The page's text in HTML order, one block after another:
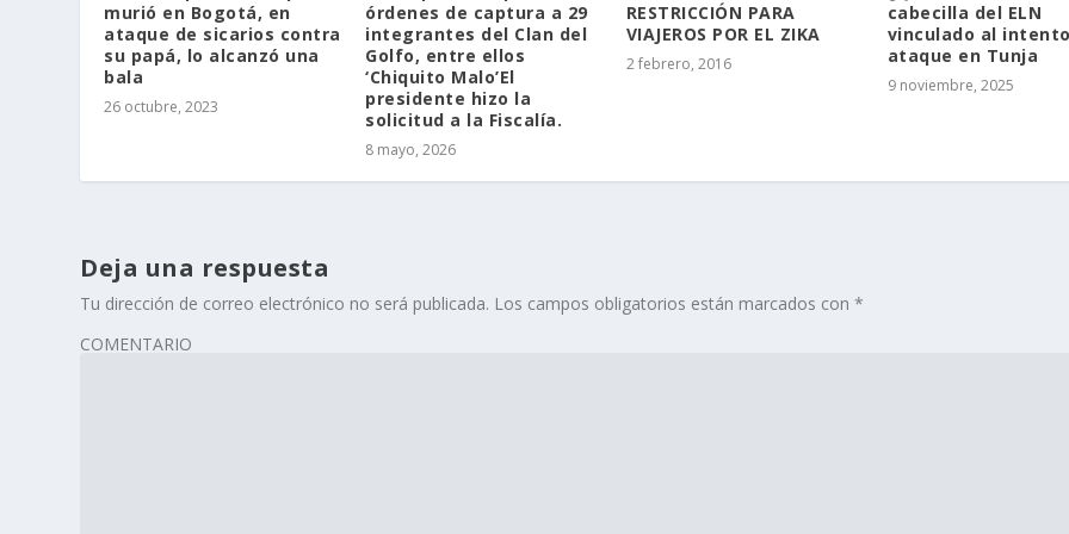
murió en Bogotá, en
ataque de sicarios contra
su papá, lo alcanzó una
bala
26 octubre, 2023
órdenes de captura a 29
integrantes del Clan del
Golfo, entre ellos
‘Chiquito Malo’El
presidente hizo la
solicitud a la Fiscalía.
8 mayo, 2026
RESTRICCIÓN PARA
VIAJEROS POR EL ZIKA
2 febrero, 2016
cabecilla del ELN
vinculado al
ataque en Tunja
9 noviembre, 2025
Deja una respuesta
Tu dirección de correo electrónico no será publicada. Los campos obligatorios están marcados con*
COMENTARIO